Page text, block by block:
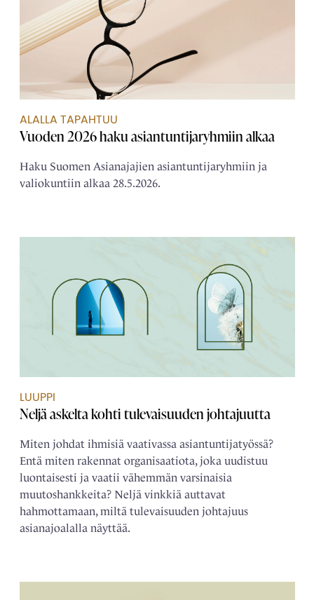
ALALLA TAPAHTUU
Vuoden 2026 haku asiantuntijaryhmiin alkaa
Haku Suomen Asianajajien asiantuntijaryhmiin ja
valiokuntiin alkaa 28.5.2026.
LUUPPI
Neljä askelta kohti tulevaisuuden johtajuutta
Miten johdat ihmisiä vaativassa asiantuntijatyössä?
Entä miten rakennat organisaatiota, joka uudistuu
luontaisesti ja vaatii vähemmän varsinaisia
muutoshankkeita? Neljä vinkkiä auttavat
hahmottamaan, miltä tulevaisuuden johtajuus
asianajoalalla näyttää.